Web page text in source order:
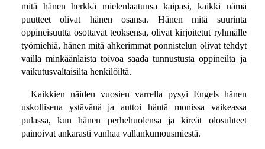
mitä hänen herkkä mielenlaatunsa kaipasi, kaikki nämä
puutteet olivat hänen osansa. Hänen mitä suurinta
oppineisuutta osottavat teoksensa, olivat kirjoitetut ryhmälle
työmiehiä, hänen mitä ahkerimmat ponnistelun olivat tehdyt
vailla minkäänlaista toivoa saada tunnustusta oppineilta ja
vaikutusvaltaisilta henkilöiltä.
Kaikkien näiden vuosien varrella pysyi Engels hänen
uskollisena ystävänä ja auttoi häntä monissa vaikeassa
pulassa, kun hänen perhehuolensa ja kireät olosuhteet
painoivat ankarasti vanhaa vallankumousmiestä.